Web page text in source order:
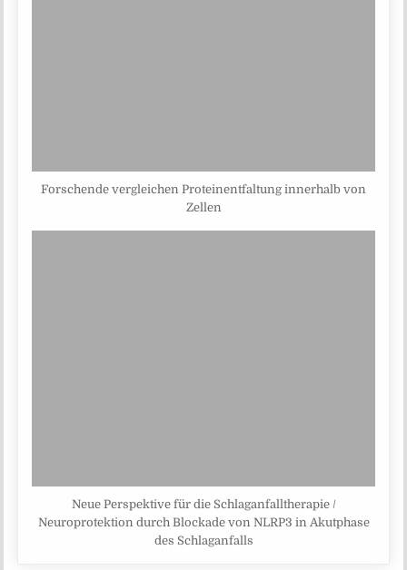
Forschende vergleichen Proteinentfaltung innerhalb von
Zellen
Neue Perspektive für die Schlaganfalltherapie /
Neuroprotektion durch Blockade von NLRP3 in Akutphase
des Schlaganfalls